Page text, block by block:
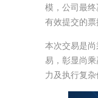
模，公司最
有效提交的票
本次交易是
易，彰显尚
力及执行复杂